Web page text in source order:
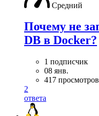
Средний
Почему не
DB в Docker?
1 подписчик
08 янв.
417 просмотров
2
ответа